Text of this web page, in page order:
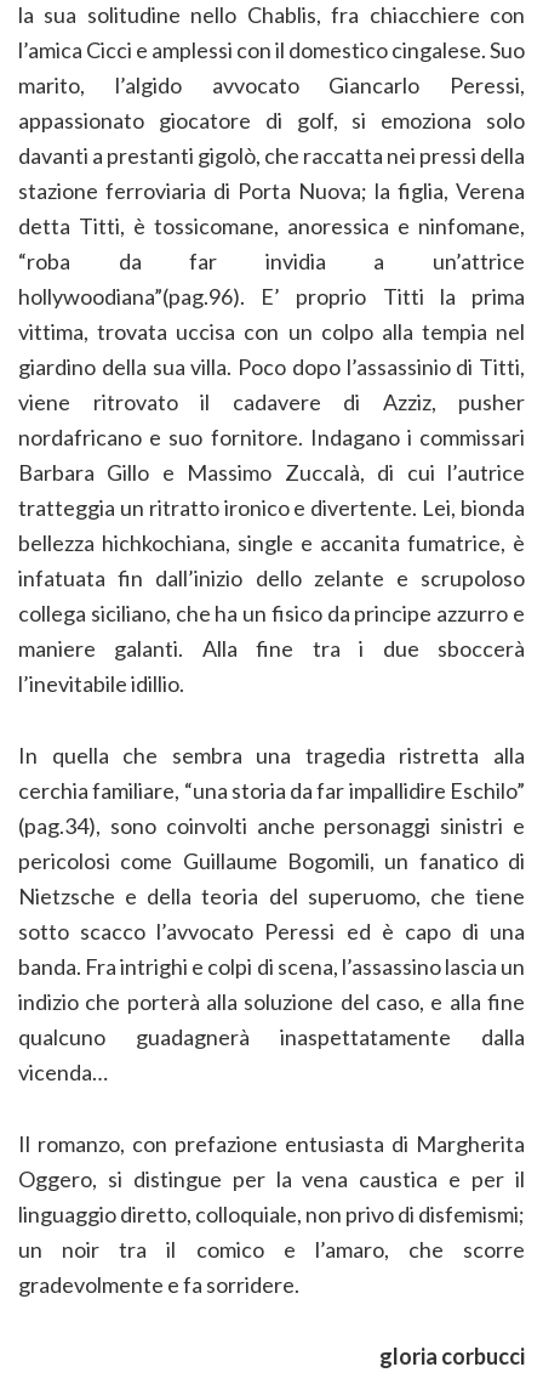
la sua solitudine nello Chablis, fra chiacchiere con
l’amica Cicci e amplessi con il domestico cingalese. Suo
marito, l’algido avvocato Giancarlo Peressi,
appassionato giocatore di golf, si emoziona solo
davanti a prestanti gigolò, che raccatta nei pressi della
stazione ferroviaria di Porta Nuova; la figlia, Verena
detta Titti, è tossicomane, anoressica e ninfomane,
“roba da far invidia a un’attrice
hollywoodiana”(pag.96). E’ proprio Titti la prima
vittima, trovata uccisa con un colpo alla tempia nel
giardino della sua villa. Poco dopo l’assassinio di Titti,
viene ritrovato il cadavere di Azziz, pusher
nordafricano e suo fornitore. Indagano i commissari
Barbara Gillo e Massimo Zuccalà, di cui l’autrice
tratteggia un ritratto ironico e divertente. Lei, bionda
bellezza hichkochiana, single e accanita fumatrice, è
infatuata fin dall’inizio dello zelante e scrupoloso
collega siciliano, che ha un fisico da principe azzurro e
maniere galanti. Alla fine tra i due sboccerà
l’inevitabile idillio.
In quella che sembra una tragedia ristretta alla
cerchia familiare, “una storia da far impallidire Eschilo”
(pag.34), sono coinvolti anche personaggi sinistri e
pericolosi come Guillaume Bogomili, un fanatico di
Nietzsche e della teoria del superuomo, che tiene
sotto scacco l’avvocato Peressi ed è capo di una
banda. Fra intrighi e colpi di scena, l’assassino lascia un
indizio che porterà alla soluzione del caso, e alla fine
qualcuno guadagnerà inaspettatamente dalla
vicenda…
Il romanzo, con prefazione entusiasta di Margherita
Oggero, si distingue per la vena caustica e per il
linguaggio diretto, colloquiale, non privo di disfemismi;
un noir tra il comico e l’amaro, che scorre
gradevolmente e fa sorridere.
gloria corbucci